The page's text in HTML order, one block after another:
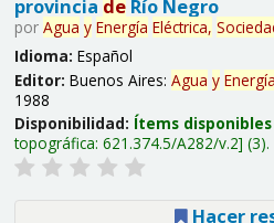
provincia deRío Negro
por Agua y Energía Eléctrica,
Idioma: Español
Editor: Buenos Aires: Agua y Energía
1988
Disponibilidad: Ítems
topográfica: 621.374.5/A282/v.2 (3).
Hacer